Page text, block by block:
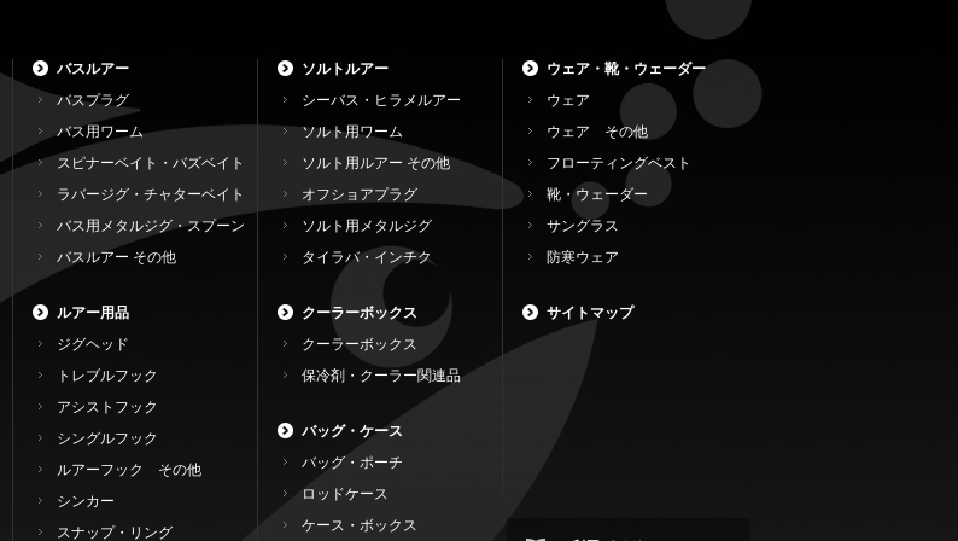
バスルアー
バスプラグ
バス用ワーム
スピナーベイト・バズベイト
ラバージグ・チャターベイト
バス用メタルジグ・スプーン
バスルアー その他
ルアー用品
ジグヘッド
トレブルフック
アシストフック
シングルフック
ルアーフック その他
シンカー
スナップ・リング
ソルトルアー
シーバス・ヒラメルアー
ソルト用ワーム
ソルト用ルアー その他
オフショアプラグ
ソルト用メタルジグ
タイラバ・インチク
クーラーボックス
クーラーボックス
保冷剤・クーラー関連品
バッグ・ケース
バッグ・ポーチ
ロッドケース
ケース・ボックス
ウェア・靴・ウェーダー
ウェア
ウェア その他
フローティングベスト
靴・ウェーダー
サングラス
防寒ウェア
サイトマップ